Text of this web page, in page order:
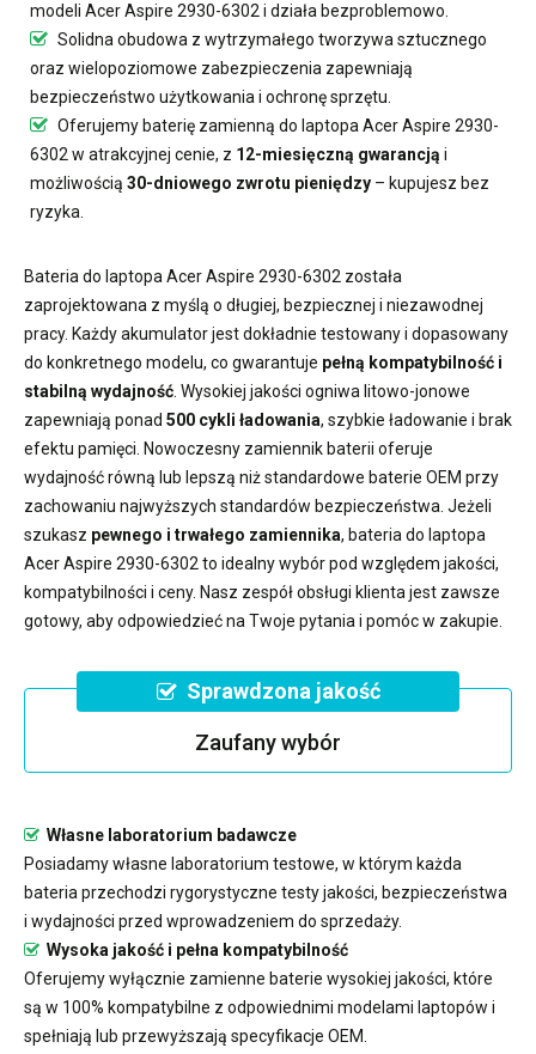
modeli Acer Aspire 2930-6302 i działa bezproblemowo.
Solidna obudowa z wytrzymałego tworzywa sztucznego
oraz wielopoziomowe zabezpieczenia zapewniają
bezpieczeństwo użytkowania i ochronę sprzętu.
Oferujemy baterię zamienną do laptopa Acer Aspire 2930-
6302 w atrakcyjnej cenie, z 12-miesięczną gwarancją i
możliwością 30-dniowego zwrotu pieniędzy – kupujesz bez
ryzyka.
Bateria do laptopa Acer Aspire 2930-6302 została
zaprojektowana z myślą o długiej, bezpiecznej i niezawodnej
pracy. Każdy akumulator jest dokładnie testowany i dopasowany
do konkretnego modelu, co gwarantuje pełną kompatybilność i
stabilną wydajność . Wysokiej jakości ogniwa litowo-jonowe
zapewniają ponad 500 cykli ładowania, szybkie ładowanie i brak
efektu pamięci. Nowoczesny zamiennik baterii oferuje
wydajność równą lub lepszą niż standardowe baterie OEM przy
zachowaniu najwyższych standardów bezpieczeństwa. Jeżeli
szukasz pewnego i trwałego zamiennika, bateria do laptopa
Acer Aspire 2930-6302 to idealny wybór pod względem jakości,
kompatybilności i ceny. Nasz zespół obsługi klienta jest zawsze
gotowy, aby odpowiedzieć na Twoje pytania i pomóc w zakupie.
Sprawdzona jakość
Zaufany wybór
Własne laboratorium badawcze
Posiadamy własne laboratorium testowe, w którym każda
bateria przechodzi rygorystyczne testy jakości, bezpieczeństwa
i wydajności przed wprowadzeniem do sprzedaży.
Wysoka jakość i pełna kompatybilność
Oferujemy wyłącznie zamienne baterie wysokiej jakości, które
są w 100% kompatybilne z odpowiednimi modelami laptopów i
spełniają lub przewyższają specyfikacje OEM.